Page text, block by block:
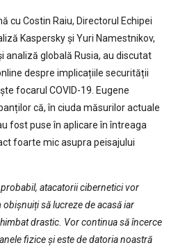
cu Costin Raiu, Directorul Echipei
Kaspersky și Yuri Namestnikov,
analiză globală Rusia, au discutat
despre implicațiile securității
focarul COVID-19. Eugene
că, în ciuda măsurilor actuale
fost puse în aplicare în întreaga
foarte mic asupra peisajului
atacatorii cibernetici vor
să lucreze de acasă iar
drastic. Vor continua să încerce
fizice și este de datoria noastră